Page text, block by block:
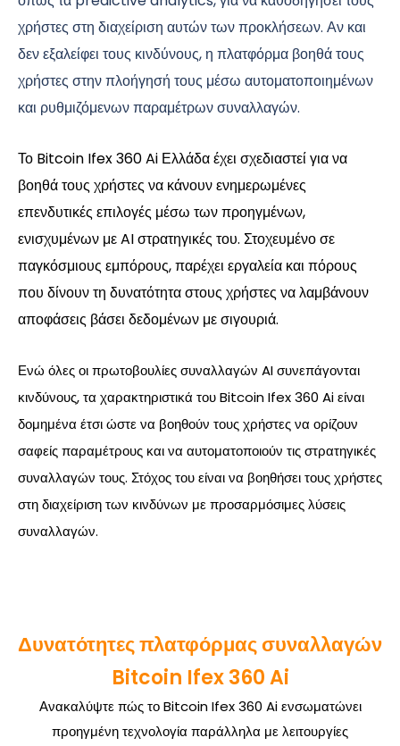
χρήστες στη διαχείριση αυτών των προκλήσεων. Αν και
δεν εξαλείφει τους κινδύνους, η πλατφόρμα βοηθά τους
χρήστες στην πλοήγησή τους μέσω αυτοματοποιημένων
και ρυθμιζόμενων παραμέτρων συναλλαγών.
Το Bitcoin Ifex 360 Ai Ελλάδα έχει σχεδιαστεί για να
βοηθά τους χρήστες να κάνουν ενημερωμένες
επενδυτικές επιλογές μέσω των προηγμένων,
ενισχυμένων με AI στρατηγικές του. Στοχευμένο σε
παγκόσμιους εμπόρους, παρέχει εργαλεία και πόρους
που δίνουν τη δυνατότητα στους χρήστες να λαμβάνουν
αποφάσεις βάσει δεδομένων με σιγουριά.
Ενώ όλες οι πρωτοβουλίες συναλλαγών AI συνεπάγονται
κινδύνους, τα χαρακτηριστικά του Bitcoin Ifex 360 Ai είναι
δομημένα έτσι ώστε να βοηθούν τους χρήστες να ορίζουν
σαφείς παραμέτρους και να αυτοματοποιούν τις στρατηγικές
συναλλαγών τους. Στόχος του είναι να βοηθήσει τους χρήστες
στη διαχείριση των κινδύνων με προσαρμόσιμες λύσεις
συναλλαγών.
Δυνατότητες πλατφόρμας συναλλαγών
Bitcoin Ifex 360 Ai
Ανακαλύψτε πώς το Bitcoin Ifex 360 Ai ενσωματώνει
προηγμένη τεχνολογία παράλληλα με λειτουργίες